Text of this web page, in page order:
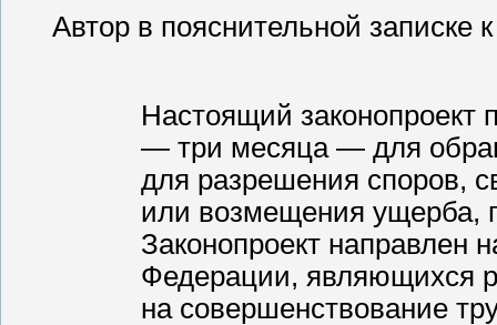
Автор в пояснительной записке
Настоящий законопроект
— три месяца — для
для разрешения споров,
или возмещения ущерба,
Законопроект направлен
Федерации, являющихся
на совершенствование